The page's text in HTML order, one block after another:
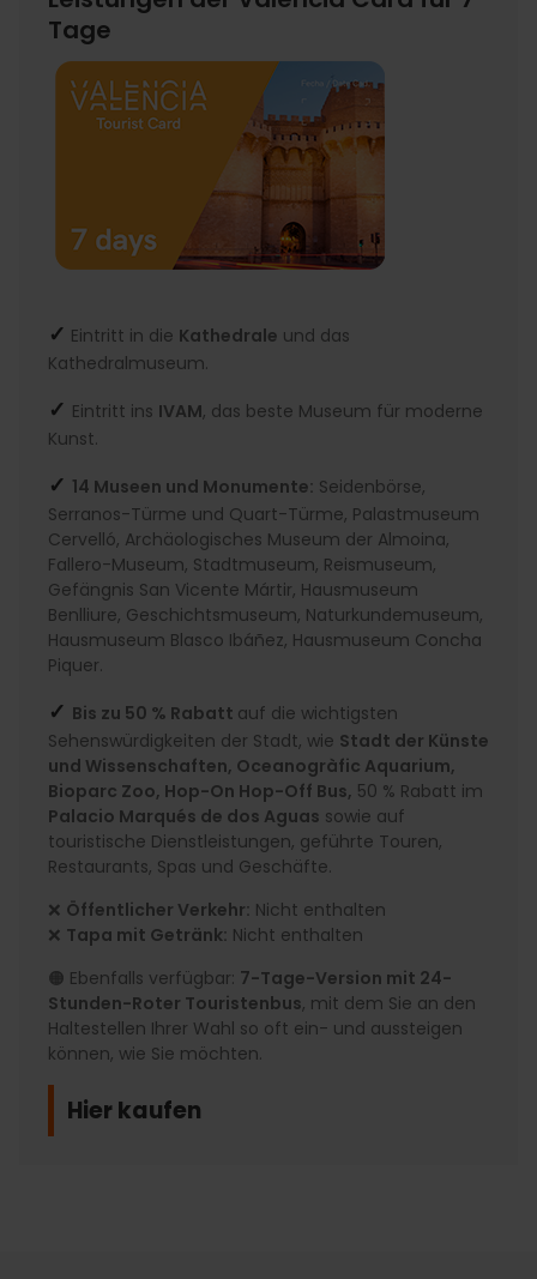
Tage
✓ Eintritt in die Kathedrale und das
Kathedralmuseum.
✓ Eintritt ins IVAM, das beste Museum für moderne
Kunst.
✓ 14 Museen und Monumente: Seidenbörse,
Serranos-Türme und Quart-Türme, Palastmuseum
Cervelló, Archäologisches Museum der Almoina,
Fallero-Museum, Stadtmuseum, Reismuseum,
Gefängnis San Vicente Mártir, Hausmuseum
Benlliure, Geschichtsmuseum, Naturkundemuseum,
Hausmuseum Blasco Ibáñez, Hausmuseum Concha
Piquer.
✓ Bis zu 50 % Rabatt auf die wichtigsten
Sehenswürdigkeiten der Stadt, wie Stadt der Künste
und Wissenschaften, Oceanogràfic Aquarium,
Bioparc Zoo, Hop-On Hop-Off Bus, 50 % Rabatt im
Palacio Marqués de dos Aguas sowie auf
touristische Dienstleistungen, geführte Touren,
Restaurants, Spas und Geschäfte.
❌ Öffentlicher Verkehr: Nicht enthalten
❌ Tapa mit Getränk: Nicht enthalten
🟠 Ebenfalls verfügbar: 7-Tage-Version mit 24-
Stunden-Roter Touristenbus, mit dem Sie an den
Haltestellen Ihrer Wahl so oft ein- und aussteigen
können, wie Sie möchten.
Hier kaufen